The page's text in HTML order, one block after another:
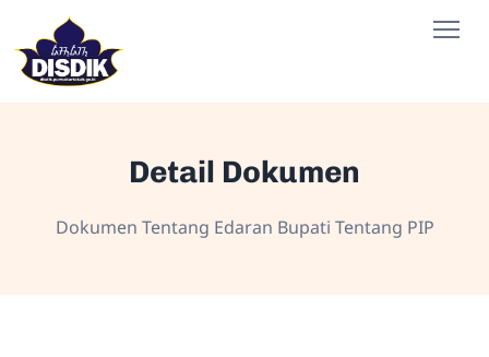
Detail Dokumen
Dokumen Tentang Edaran Bupati Tentang PIP